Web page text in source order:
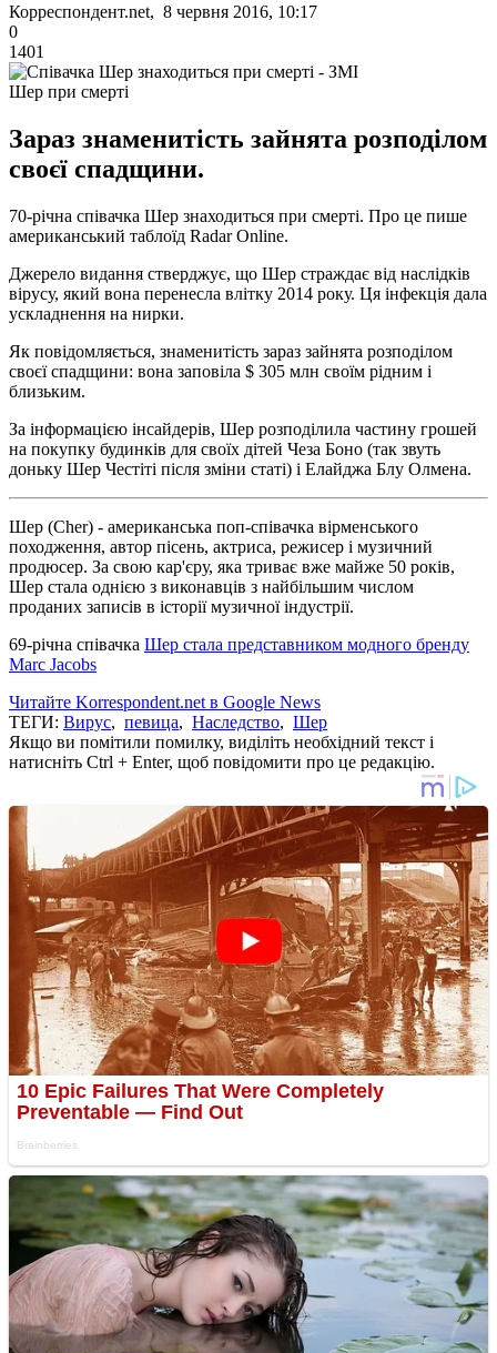
Корреспондент.net, 8 червня 2016, 10:17
0
1401
Шер при смерті
Зараз знаменитість зайнята розподілом
своєї спадщини.
70-річна співачка Шер знаходиться при смерті. Про це пише
американський таблоїд Radar Online.
Джерело видання стверджує, що Шер страждає від наслідків
вірусу, який вона перенесла влітку 2014 року. Ця інфекція дала
ускладнення на нирки.
Як повідомляється, знаменитість зараз зайнята розподілом
своєї спадщини: вона заповіла $ 305 млн своїм рідним і
близьким.
За інформацією інсайдерів, Шер розподілила частину грошей
на покупку будинків для своїх дітей Чеза Боно (так звуть
доньку Шер Честіті після зміни статі) і Елайджа Блу Олмена.
Шер (Cher) - американська поп-співачка вірменського
походження, автор пісень, актриса, режисер і музичний
продюсер. За свою кар'єру, яка триває вже майже 50 років,
Шер стала однією з виконавців з найбільшим числом
проданих записів в історії музичної індустрії.
69-річна співачка Шер стала представником модного бренду
Marc Jacobs
Читайте Korrespondent.net в Google News
ТЕГИ: Вирус, певица, Наследство, Шер
Якщо ви помітили помилку, виділіть необхідний текст і
натисніть Ctrl + Enter, щоб повідомити про це редакцію.